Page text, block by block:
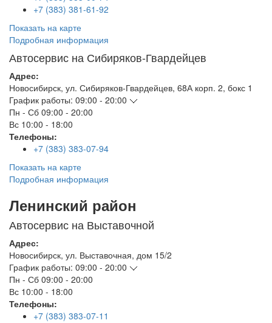
+7 (383) 381-61-92
Показать на карте
Подробная информация
Автосервис на Сибиряков-Гвардейцев
Адрес:
Новосибирск, ул. Сибиряков-Гвардейцев, 68А корп. 2, бокс 1
График работы: 09:00 - 20:00
Пн - Сб 09:00 - 20:00
Вс 10:00 - 18:00
Телефоны:
+7 (383) 383-07-94
Показать на карте
Подробная информация
Ленинский район
Автосервис на Выставочной
Адрес:
Новосибирск, ул. Выставочная, дом 15/2
График работы: 09:00 - 20:00
Пн - Сб 09:00 - 20:00
Вс 10:00 - 18:00
Телефоны:
+7 (383) 383-07-11